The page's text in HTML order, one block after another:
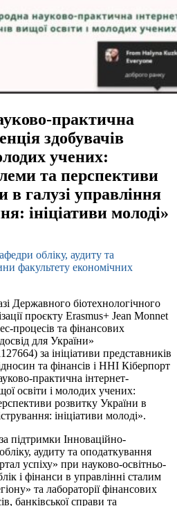
практична
здобувачів
учених:
та перспективи
в галузі управління
ініціативи молоді»
обліку, аудиту та
факультету економічних
Державного біотехнологічного
проєкту Erasmus+ Jean Monnet
процесів та фінансових
для України»
за ініціативи представників
та фінансів і ННІ Кіберпорт
практична інтернет-
освіти і молодих учених:
розвитку України в
ініціативи молоді».
підтримки Інноваційно-
аудиту та оподаткування
успіху» при науково-освітньо-
і фінанси в управлінні сталим
та лабораторії фінансових
банківської справи та